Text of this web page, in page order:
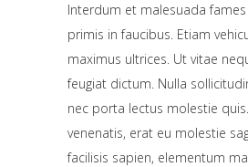
Interdum et malesuada
primis in faucibus. Etiam
maximus ultrices. Ut vitae
feugiat dictum. Nulla
nec porta lectus molestie
venenatis, erat eu molestie
facilisis sapien, elementum